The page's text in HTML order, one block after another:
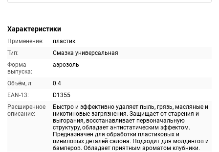
Характеристики
Применение:
пластик
Тип:
Смазка универсальная
Форма
выпуска:
аэрозоль
Объём, л:
0.4
EAN-13:
D1355
Расширенное
описание:
Быстро и эффективно удаляет пыль, грязь, масляные и
никотиновые загрязнения. Защищает от старения и
выгорания, восстанавливает первоначальную
структуру, обладает антистатическим эффектом.
Предназначен для обработки пластиковых и
виниловых деталей салона. Подходит для молдингов и
бамперов. Обладает приятным ароматом клубники.